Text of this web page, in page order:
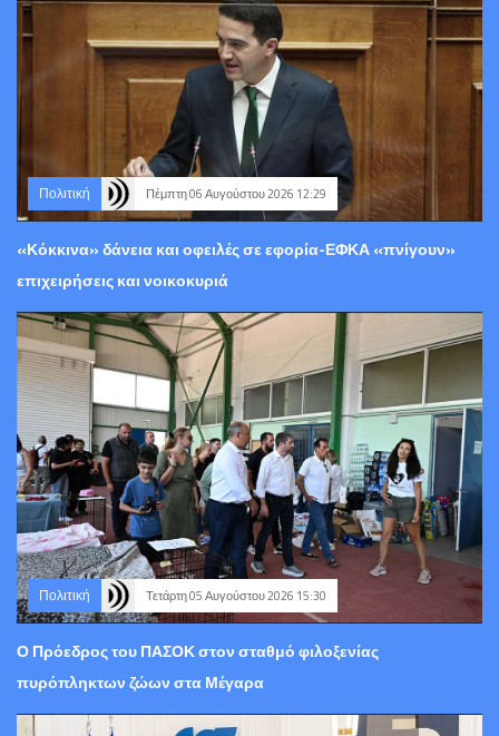
Πολιτική Πέμπτη 06 Αυγούστου 2026 12:29
«Κόκκινα» δάνεια και οφειλές σε εφορία-ΕΦΚΑ «πνίγουν»
επιχειρήσεις και νοικοκυριά
Πολιτική Τετάρτη 05 Αυγούστου 2026 15:30
Ο Πρόεδρος του ΠΑΣΟΚ στον σταθμό φιλοξενίας
πυρόπληκτων ζώων στα Μέγαρα